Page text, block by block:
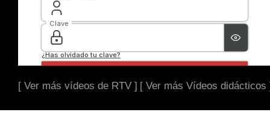
[ Ver más vídeos de RTV ] [ Ver más Vídeos didácticos